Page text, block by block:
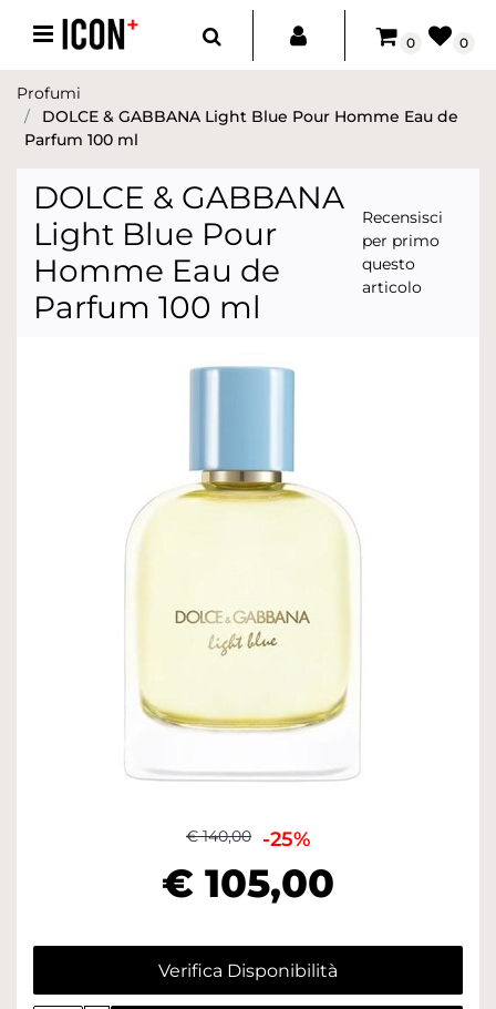
Open menu
0 0
Profumi
DOLCE & GABBANA Light Blue Pour Homme Eau de
Parfum 100 ml
DOLCE & GABBANA
Light Blue Pour
Homme Eau de
Parfum 100 ml
Recensisci
per primo
questo
articolo
€ 140,00 -25%
€ 105,00
Verifica Disponibilità